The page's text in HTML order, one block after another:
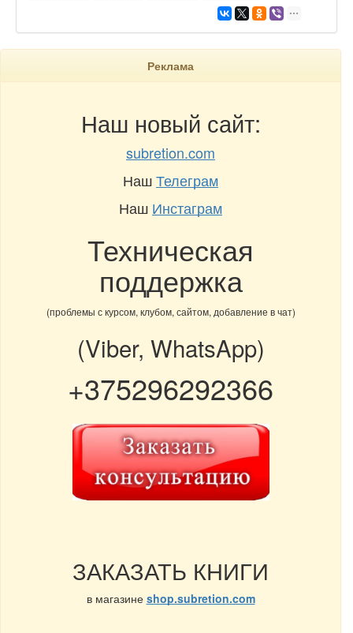
Реклама
Наш новый сайт:
subretion.com
НашТелеграм
Наш Инстаграм
Техническая
поддержка
(проблемы с курсом, клубом, сайтом, добавление в чат)
(Viber, WhatsApp)
+375296292366
ЗАКАЗАТЬ КНИГИ
в магазине shop.subretion.com